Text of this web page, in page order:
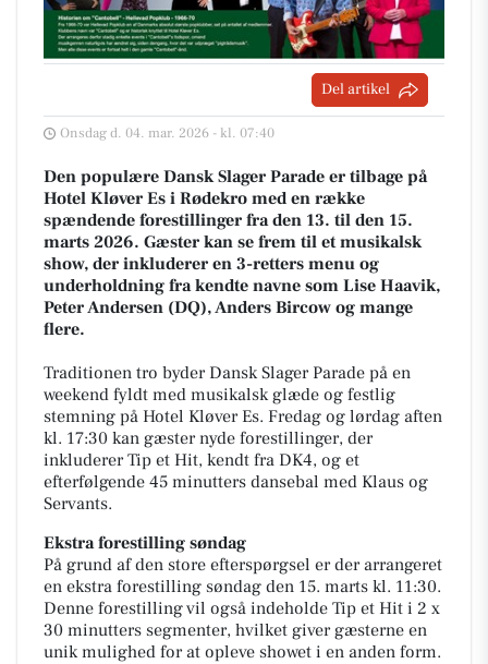
Del artikel
Onsdag d. 04. mar. 2026 - kl. 07:40
Den populære Dansk Slager Parade er tilbage på
Hotel Kløver Es i Rødekro med en række
spændende forestillinger fra den 13. til den 15.
marts 2026. Gæster kan se frem til et musikalsk
show, der inkluderer en 3-retters menu og
underholdning fra kendte navne som Lise Haavik,
Peter Andersen (DQ), Anders Bircow og mange
flere.
Traditionen tro byder Dansk Slager Parade på en
weekend fyldt med musikalsk glæde og festlig
stemning på Hotel Kløver Es. Fredag og lørdag aften
kl. 17:30 kan gæster nyde forestillinger, der
inkluderer Tip et Hit, kendt fra DK4, og et
efterfølgende 45 minutters dansebal med Klaus og
Servants.
Ekstra forestilling søndag
På grund af den store efterspørgsel er der arrangeret
en ekstra forestilling søndag den 15. marts kl. 11:30.
Denne forestilling vil også indeholde Tip et Hit i 2 x
30 minutters segmenter, hvilket giver gæsterne en
unik mulighed for at opleve showet i en anden form.